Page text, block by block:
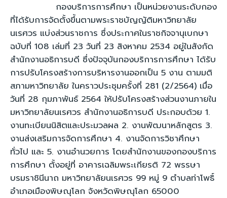
กองบริการการศึกษา เป็นหน่วยงานระดับกอง
ที่ได้รับการจัดตั้งขึ้นตามพระราชบัญญัติมหาวิทยาลัย
นเรศวร แบ่งส่วนราชการ ซึ่งประกาศในราชกิจจานุเบกษา
ฉบับที่ 108 เล่มที่ 23 วันที่ 23 สิงหาคม 2534 อยู่ในสังกัด
สำนักงานอธิการบดี ซึ่งปัจจุบันกองบริการการศึกษา ได้รับ
การปรับโครงสร้างการบริหารงานออกเป็น 5 งาน ตามมติ
สภามหาวิทยาลัย ในคราวประชุมครั้งที่ 281 (2/2564) เมื่อ
วันที่ 28 กุมภาพันธ์ 2564 ให้ปรับโครงสร้างส่วนงานภายใน
มหาวิทยาลัยนเรศวร สำนักงานอธิการบดี ประกอบด้วย 1.
งานทะเบียนนิสิตและประมวลผล 2. งานพัฒนาหลักสูตร 3.
งานส่งเสริมการจัดการศึกษา 4. งานจัดการวิชาศึกษา
ทั่วไป และ 5. งานอำนวยการ โดยสำนักงานของกองบริการ
การศึกษา ตั้งอยู่ที่ อาคารเฉลิมพระเกียรติ 72 พรรษา
บรมราชินีนาถ มหาวิทยาลัยนเรศวร 99 หมู่ 9 ตำบลท่าโพธิ์
อำเภอเมืองพิษณุโลก จังหวัดพิษณุโลก 65000